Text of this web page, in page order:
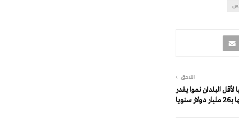
اللاحق
لأقل البلدان نموا يقدر